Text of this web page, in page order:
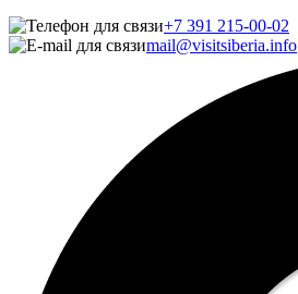
+7 391 215-00-02
mail@visitsiberia.info